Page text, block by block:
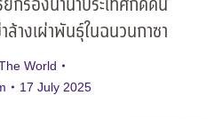
างเผ่าพันธุ์ในฉนวนกาซา
World
17 July 2025